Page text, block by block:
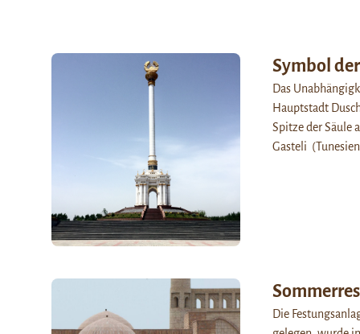
Symbol
Das
Hauptstadt
Spitze der Säule
Gasteli
Die